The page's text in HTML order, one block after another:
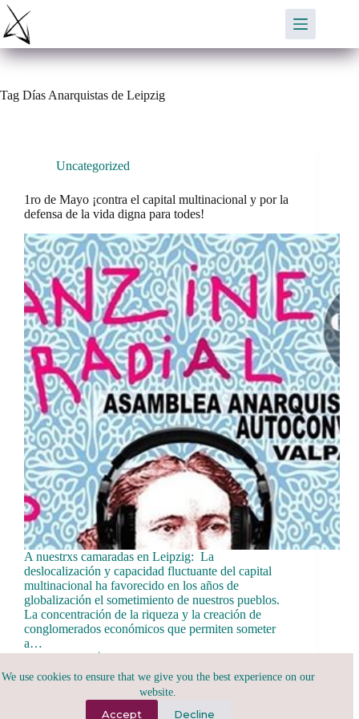
Skip
content
We use cookies to ensure that we give you the best experience on our
website.
Accept Decline
Tag Días Anarquistas de Leipzig
Uncategorized
1ro de Mayo ¡contra el capital multinacional y por la
defensa de la vida digna para todes!
A nuestrxs camaradas en Leipzig: La
deslocalización y capacidad fluctuante del capital
multinacional ha favorecido en los años de
globalización el sometimiento de nuestros pueblos.
La concentración de la riqueza y la creación de
conglomerados económicos que permiten someter
a…
tribu.x
May 17, 2022